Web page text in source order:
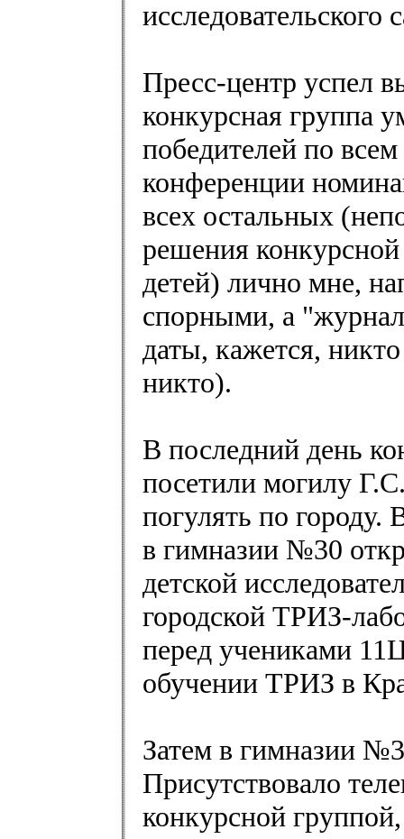
исследовательского
Пресс-центр успел
конкурсная группа
победителей по
конференции
всех остальных
решения
детей) лично мне,
спорными, а
даты, кажется,
никто).
В последний день
посетили могилу
погулять по
в гимназии №30
детской
городской ТРИЗ-
перед учениками
обучении ТРИЗ в
Затем в гимназии
Присутствовало
конкурсной